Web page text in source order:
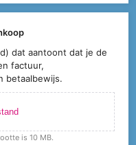
dat aantoont dat je de
factuur,
betaalbewijs.
is 10 MB.